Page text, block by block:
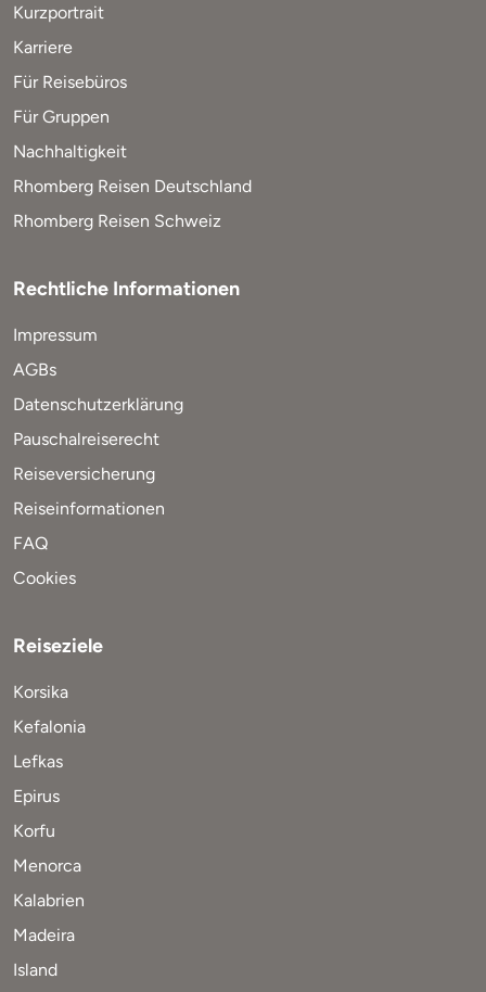
Kurzportrait
Karriere
Für Reisebüros
Für Gruppen
Nachhaltigkeit
Rhomberg Reisen Deutschland
Rhomberg Reisen Schweiz
Rechtliche Informationen
Impressum
AGBs
Datenschutzerklärung
Pauschalreiserecht
Reiseversicherung
Reiseinformationen
FAQ
Cookies
Reiseziele
Korsika
Kefalonia
Lefkas
Epirus
Korfu
Menorca
Kalabrien
Madeira
Island